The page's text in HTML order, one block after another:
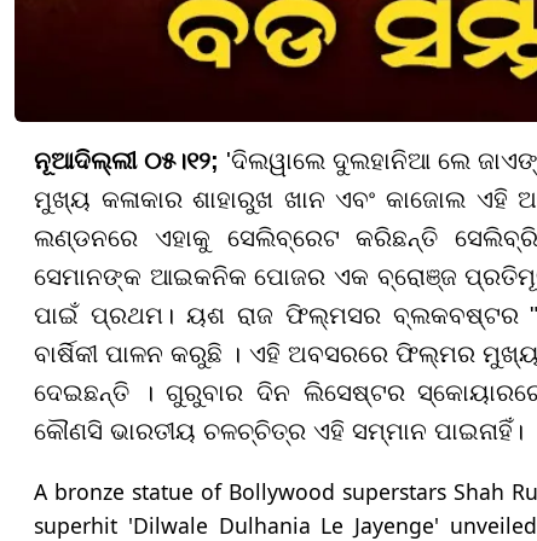
ନୂଆଦିଲ୍ଲୀ ୦୫।୧୨; 'ଦିଲୱାଲେ ଦୁଲହାନିଆ ଲେ
ମୁଖ୍ୟ କଳାକାର ଶାହାରୁଖ ଖାନ ଏବଂ କାଜୋଲ
ଲଣ୍ଡନରେ ଏହାକୁ ସେଲିବ୍ରେଟ କରିଛନ୍ତି
ସେମାନଙ୍କ ଆଇକନିକ ପୋଜର ଏକ ବ୍ରୋଞ୍ଜ
ପାଇଁ ପ୍ରଥମ। ୟଶ ରାଜ ଫିଲ୍ମସର ବ୍ଲକବଷ୍ଟର
ବାର୍ଷିକୀ ପାଳନ କରୁଛି । ଏହି ଅବସରରେ ଫିଲ୍ମର
ଦେଇଛନ୍ତି । ଗୁରୁବାର ଦିନ ଲିସେଷ୍ଟର
କୌଣସି ଭାରତୀୟ ଚଳଚ୍ଚିତ୍ର ଏହି ସମ୍ମାନ ପାଇନାହିଁ।
A bronze statue of Bollywood superstars Shah
superhit 'Dilwale Dulhania Le Jayenge'